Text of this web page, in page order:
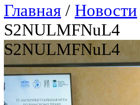
Главная / Новости
S2NULMFNuL4
S2NULMFNuL4